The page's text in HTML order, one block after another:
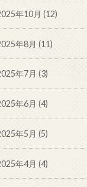
年10月 (12)
年8月 (11)
年7月 (3)
年6月 (4)
年5月 (5)
年4月 (4)